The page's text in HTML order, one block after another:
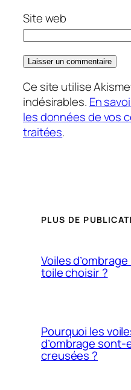
Site web
Ce site utilise
indésirables. En
les données de vos
traitées.
PLUS DE
Voiles
toile choisir ?
Pourquoi les
d’ombrage sont-
creusées ?